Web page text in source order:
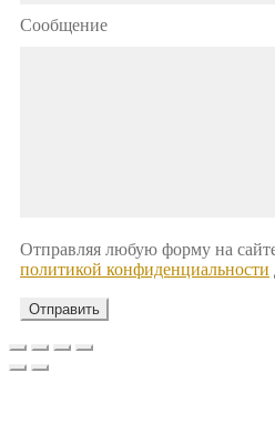
Сообщение
Отправляя любую форму на
политикой конфиденциальности